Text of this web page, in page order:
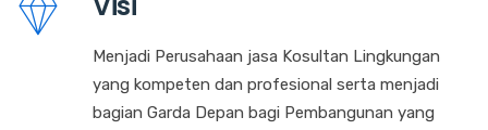
Menjadi Perusahaan jasa Kosultan Lingkungan
yang kompeten dan profesional serta menjadi
bagian Garda Depan bagi Pembangunan yang